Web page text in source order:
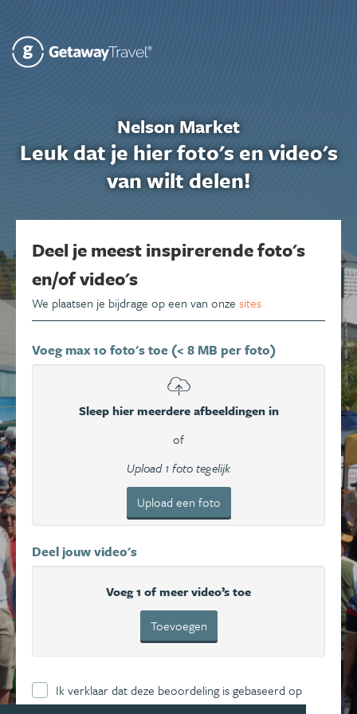
Nelson Market
Leuk dat je hier foto's en video's
van wilt delen!
Deel je meest inspirerende foto's
en/of video's
We plaatsen je bijdrage op een van onze sites
Voeg max 10 foto's toe (< 8 MB per foto)
Sleep hier meerdere afbeeldingen in
of
Upload 1 foto tegelijk
Upload een foto
Deel jouw video's
Voeg 1 of meer video’s toe
Toevoegen
Ik verklaar dat deze beoordeling is gebaseerd op
mijn eigen ervaring en ga hierbij akkoord met de